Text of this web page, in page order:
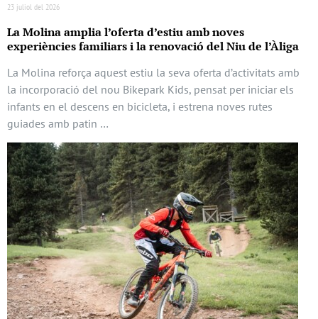
23 juliol del 2026
La Molina amplia l’oferta d’estiu amb noves
experiències familiars i la renovació del Niu de l’Àliga
La Molina reforça aquest estiu la seva oferta d’activitats amb
la incorporació del nou Bikepark Kids, pensat per iniciar els
infants en el descens en bicicleta, i estrena noves rutes
guiades amb patin …